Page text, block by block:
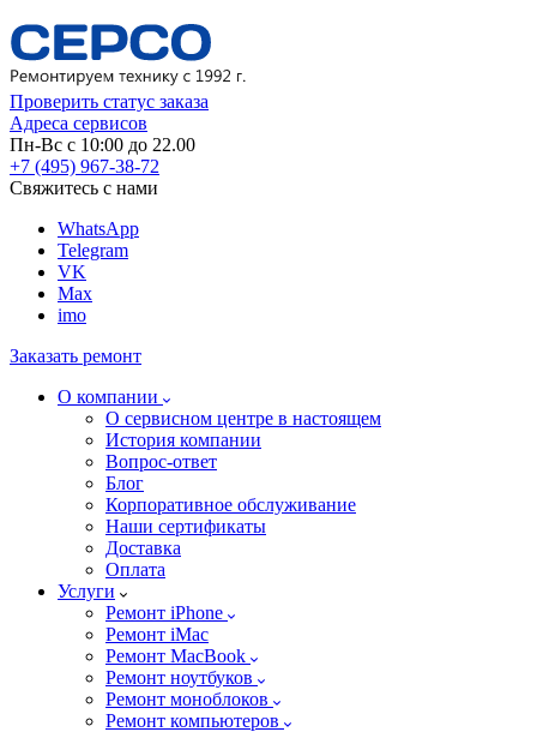
Проверить статус заказа
Адреса сервисов
Пн-Вс с 10:00 до 22.00
+7 (495) 967-38-72
Свяжитесь с нами
WhatsApp
Telegram
VK
Max
imo
Заказать ремонт
О компании
О сервисном центре в настоящем
История компании
Вопрос-ответ
Блог
Корпоративное обслуживание
Наши сертификаты
Доставка
Оплата
Услуги
Ремонт iPhone
Ремонт iMac
Ремонт MacBook
Ремонт ноутбуков
Ремонт моноблоков
Ремонт компьютеров